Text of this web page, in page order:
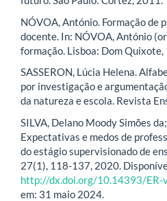
NÓVOA, António. Formação de
docente. In: NÓVOA, António
formação. Lisboa: Dom Quixote,
SASSERON, Lúcia Helena.
por investigação e
da natureza e escola. Revista
SILVA, Delano Moody Simões
Expectativas e medos de
do estágio supervisionado de
27(1), 118-137, 2020.
http://dx.doi.org/10.14393/ER-
em: 31 maio 2024.